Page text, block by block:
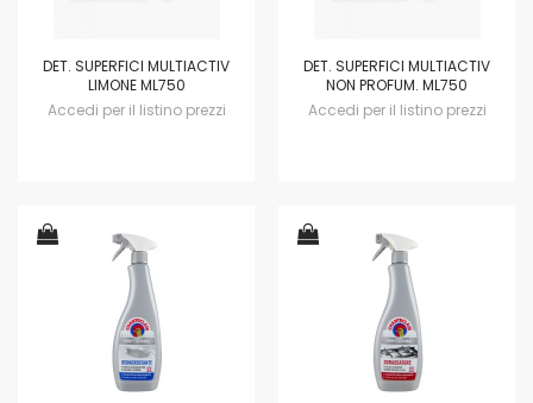
DET. SUPERFICI MULTIACTIV
LIMONE ML750
Accedi per il listino prezzi
DET. SUPERFICI MULTIACTIV
NON PROFUM. ML750
Accedi per il listino prezzi